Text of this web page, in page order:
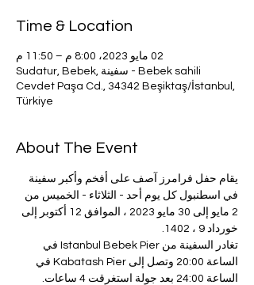
Time & Location
02 مايو 2023، 8:00 م – 11:50 م
Bebek sahili - سفينة Sudatur, Bebek,
Cevdet Paşa Cd., 34342 Beşiktaş/İstanbul,
Türkiye
About The Event
يقام حفل فرامرز آصف على أفخم وأكبر سفينة
في اسطنبول كل يوم أحد - الثلاثاء - الخميس من
2 مايو إلى 30 مايو 2023 ، الموافق 12 أكتوبر إلى
خورداد 9 ، 1402.
تغادر السفينة من Istanbul Bebek Pier في
الساعة 20:00 وتصل إلى Kabatash Pier في
الساعة 24:00 بعد جولة استغرقت 4 ساعات.